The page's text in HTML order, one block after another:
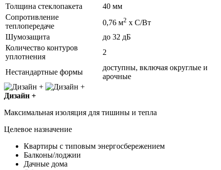
Толщина стеклопакета
40 мм
Сопротивление
теплопередаче
0,76 м2 х С/Вт
Шумозащита
до 32 дБ
Количество контуров
уплотнения
2
Нестандартные формы
доступны, включая округлые и
арочные
Дизайн +
Максимальная изоляция для тишины и тепла
Целевое назначение
Квартиры с типовым энергосбережением
Балконы/лоджии
Дачные дома